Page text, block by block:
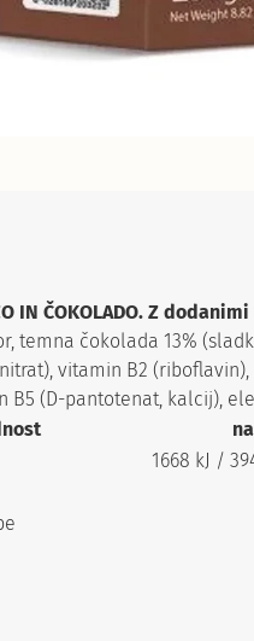
IN ČOKOLADO. Z
temna čokolada 13%
vitamin B2
B5 (D-pantotenat, kalcij),
1668 kJ /